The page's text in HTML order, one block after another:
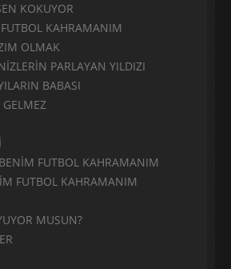
KOKUYOR
KAHRAMANIM
OLMAK
PARLAYAN YILDIZI
BABASI
GELMEZ
FUTBOL KAHRAMANIM
FUTBOL KAHRAMANIM
MUSUN?